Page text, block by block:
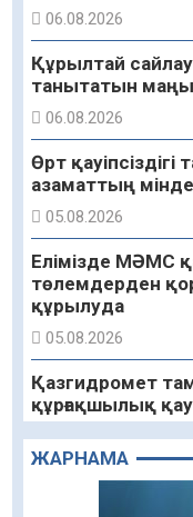
06.08.2026
Құрылтай
танытатын
06.08.2026
Өрт
азаматтың
05.08.2026
Елімізде МӘМС
төлемдерден
құрылуда
05.08.2026
Қазгидромет
құрғақшылық
05.08.2026
Алғашқы
құралдарының
ЖАРНАМА